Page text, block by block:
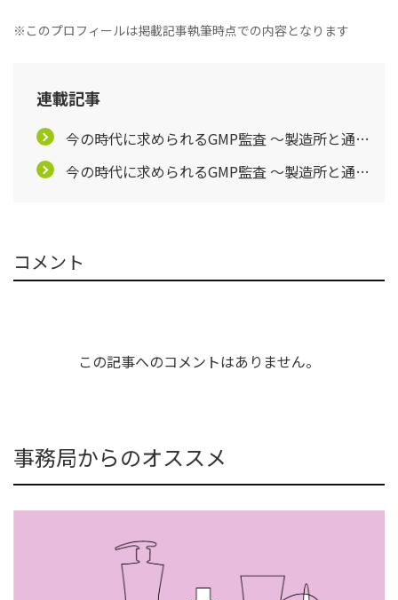
※このプロフィールは掲載記事執筆時点での内容となります
連載記事
今の時代に求められるGMP監査 ～製造所と通じ
合うために～【第2回】
今の時代に求められるGMP監査 ～製造所と通じ
コメント
この記事へのコメントはありません。
事務局からのオススメ